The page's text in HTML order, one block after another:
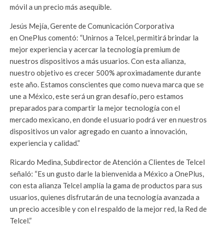
móvil a un precio más asequible.
Jesús Mejía, Gerente de Comunicación Corporativa
en OnePlus comentó: “Unirnos a Telcel, permitirá brindar la
mejor experiencia y acercar la tecnología premium de
nuestros dispositivos a más usuarios. Con esta alianza,
nuestro objetivo es crecer 500% aproximadamente durante
este año. Estamos conscientes que como nueva marca que se
une a México, este será un gran desafío, pero estamos
preparados para compartir la mejor tecnología con el
mercado mexicano, en donde el usuario podrá ver en nuestros
dispositivos un valor agregado en cuanto a innovación,
experiencia y calidad.”
Ricardo Medina, Subdirector de Atención a Clientes de Telcel
señaló: “Es un gusto darle la bienvenida a México a OnePlus,
con esta alianza Telcel amplía la gama de productos para sus
usuarios, quienes disfrutarán de una tecnología avanzada a
un precio accesible y con el respaldo de la mejor red, la Red de
Telcel.”